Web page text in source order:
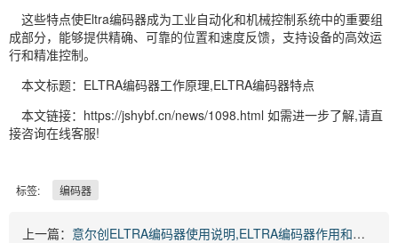
这些特点使Eltra编码器成为工业自动化和机械控制系统中的重要组
成部分，能够提供精确、可靠的位置和速度反馈，支持设备的高效运
行和精准控制。
本文标题：ELTRA编码器工作原理,ELTRA编码器特点
本文链接：https://jshybf.cn/news/1098.html 如需进一步了解,请直
接咨询在线客服!
标签: 编码器
上一篇： 意尔创ELTRA编码器使用说明,ELTRA编码器作用和功能